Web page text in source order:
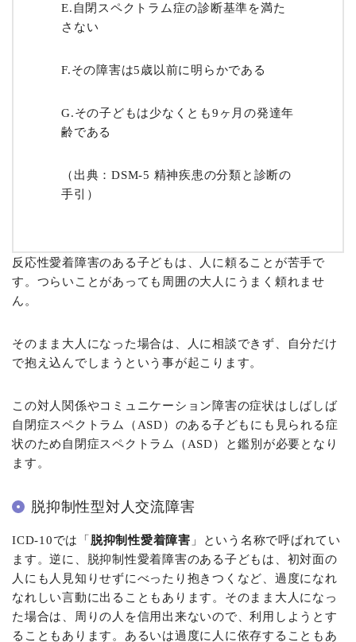
E.自閉スペクトラム症の診断基準を満た
さない
F.その障害は5歳以前に明らかである
G.その子どもは少なくとも9ヶ月の発達年
齢である
（出典：DSM-5 精神疾患の分類と診断の
手引
）
反応性愛着障害のある子どもは、人に頼ることが苦手で
す。つらいことがあっても周囲の大人にうまく頼れませ
ん。
そのまま大人になった場合は、人に相談できず、自分だけ
で抱え込んでしまうという事が起こります。
この対人関係やコミュニケーション障害の症状はしばしば
自閉症スペクトラム（ASD）のある子どもにも見られる症
状のため自閉症スペクトラム（ASD）と鑑別が必要となり
ます。
脱抑制性型対人交流障害
ICD-10では「 脱抑制性愛着障害 」という名称で呼ばれてい
ます。逆に、脱抑制性愛着障害のある子どもは、初対面の
人にも人見知りせずにべったり抱きつくなど、過度になれ
なれしい言動に出ることもあります。そのまま大人になっ
た場合は、周りの人を信用出来ないので、利用しようとす
ることもあります。あるいは過度に人に依存することもあ